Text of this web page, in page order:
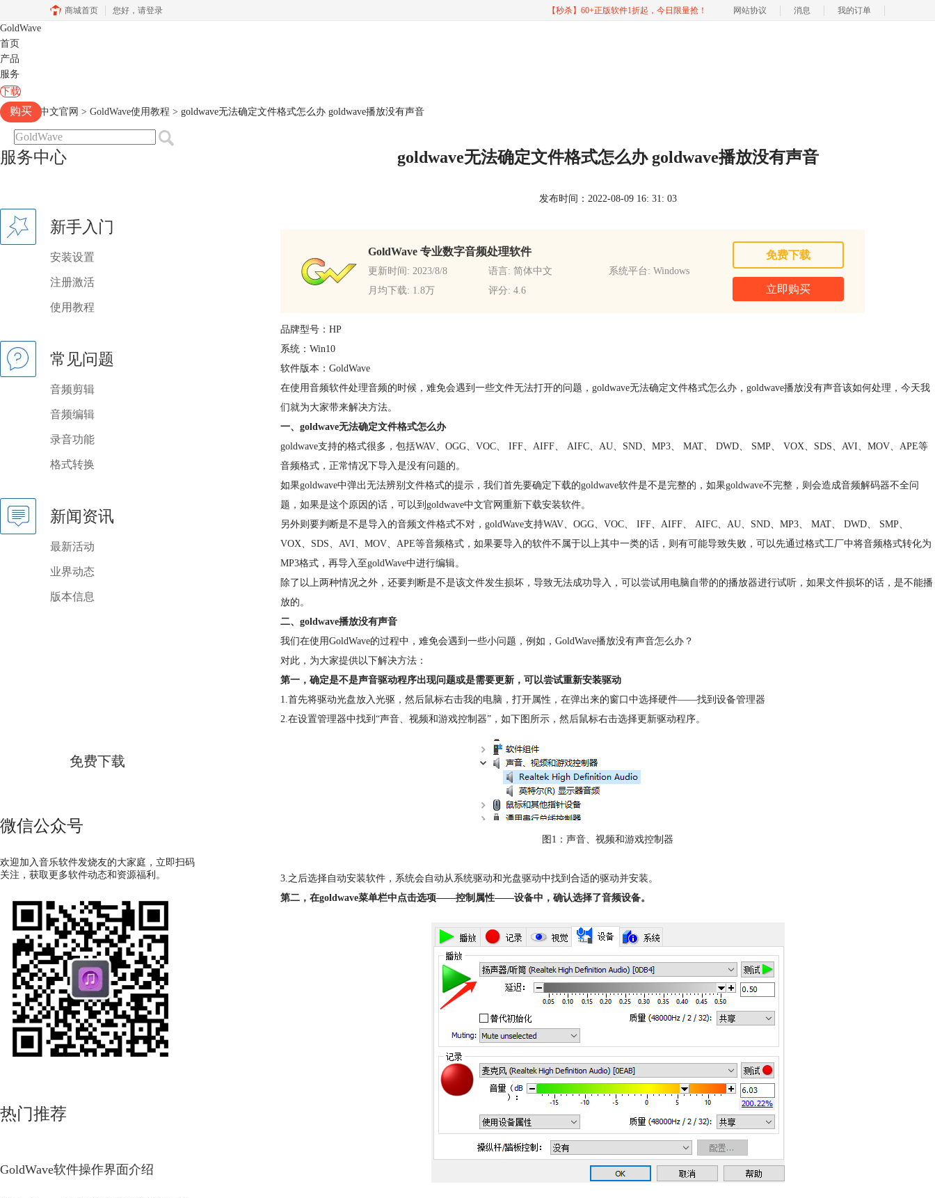
商城首页 您好， 请登录 【秒杀】60+正版软件1折起，今日限量抢！ 网站协议 消息 我的订单
GoldWave
首页
产品
服务
下载
购买
Goldwave中文官网 > GoldWave使用教程 > goldwave无法确定文件格式怎么办 goldwave播放没有声音
服务中心
新手入门
安装设置
注册激活
使用教程
常见问题
音频剪辑
音频编辑
录音功能
格式转换
新闻资讯
最新活动
业界动态
版本信息
免费下载
微信公众号
欢迎加入音乐软件发烧友的大家庭，立即扫码
关注，获取更多软件动态和资源福利。
热门推荐
GoldWave软件操作界面介绍
goldwave无法确定文件格式怎么办 goldwave播放没有声音
发布时间：2022-08-09 16: 31: 03
GoldWave 专业数字音频处理软件
更新时间: 2023/8/8 语言: 简体中文
系统平台: Windows
月均下载: 1.8万
评分: 4.6
免费下载
立即购买
品牌型号：HP
系统：Win10
软件版本：GoldWave
在使用音频软件处理音频的时候，难免会遇到一些文件无法打开的问题，goldwave无法确定文件格式怎么办，goldwave播放没有声音该如何处理，今天我
们就为大家带来解决方法。
一、goldwave无法确定文件格式怎么办
goldwave支持的格式很多，包括WAV、OGG、VOC、 IFF、AIFF、 AIFC、AU、SND、MP3、 MAT、 DWD、 SMP、 VOX、SDS、AVI、MOV、APE等
音频格式，正常情况下导入是没有问题的。
如果goldwave中弹出无法辨别文件格式的提示，我们首先要确定下载的goldwave软件是不是完整的，如果goldwave不完整，则会造成音频解码器不全问
题，如果是这个原因的话，可以到goldwave中文官网重新下载安装软件。
另外则要判断是不是导入的音频文件格式不对，goldWave支持WAV、OGG、VOC、 IFF、AIFF、 AIFC、AU、SND、MP3、 MAT、 DWD、 SMP、
VOX、SDS、AVI、MOV、APE等音频格式，如果要导入的软件不属于以上其中一类的话，则有可能导致失败，可以先通过格式工厂中将音频格式转化为
MP3格式，再导入至goldWave中进行编辑。
除了以上两种情况之外，还要判断是不是该文件发生损坏，导致无法成功导入，可以尝试用电脑自带的的播放器进行试听，如果文件损坏的话，是不能播
放的。
二、goldwave播放没有声音
我们在使用GoldWave的过程中，难免会遇到一些小问题，例如，GoldWave播放没有声音怎么办？
对此，为大家提供以下解决方法：
第一，确定是不是声音驱动程序出现问题或是需要更新，可以尝试重新安装驱动
1.首先将驱动光盘放入光驱，然后鼠标右击我的电脑，打开属性，在弹出来的窗口中选择硬件——找到设备管理器
2.在设置管理器中找到“声音、视频和游戏控制器”，如下图所示，然后鼠标右击选择更新驱动程序。
图1：声音、视频和游戏控制器
3.之后选择自动安装软件，系统会自动从系统驱动和光盘驱动中找到合适的驱动并安装。
第二，在goldwave菜单栏中点击选项——控制属性——设备中，确认选择了音频设备。